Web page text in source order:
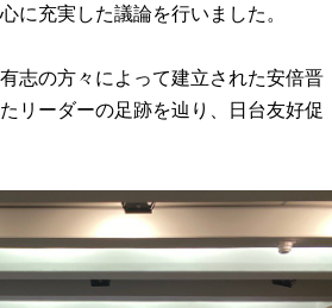
に充実した議論を行いました。
志の方々によって建立された安倍晋
リーダーの足跡を辿り、日台友好促